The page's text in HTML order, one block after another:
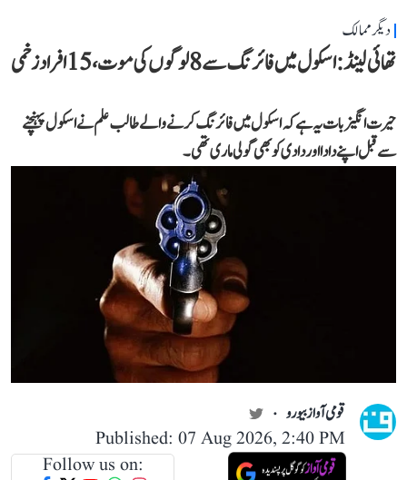
دیگر ممالک
تھائی لینڈ: اسکول میں فائرنگ سے 8 لوگوں کی موت، 15 افراد زخمی
حیرت انگیز بات یہ ہے کہ اسکول میں فائرنگ کرنے والے طالب علم نے اسکول پہنچنے
سے قبل اپنے دادا اور دادی کو بھی گولی ماری تھی۔
قومی آواز بیورو
Published: 07 Aug 2026, 2:40 PM
Follow us on: